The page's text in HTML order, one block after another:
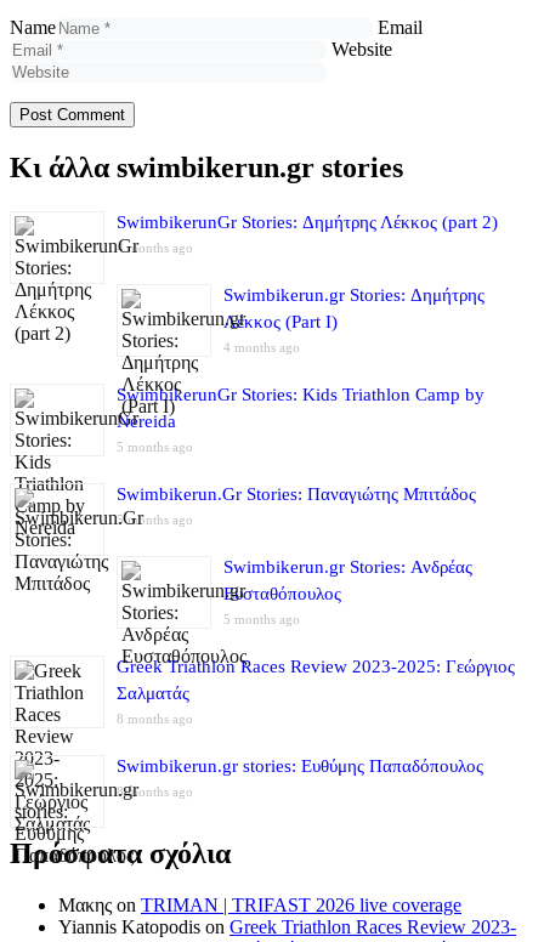
Name
Email
Website
Κι άλλα swimbikerun.gr stories
SwimbikerunGr Stories: Δημήτρης Λέκκος (part 2)
4 months ago
Swimbikerun.gr Stories: Δημήτρης
Λέκκος (Part I)
4 months ago
SwimbikerunGr Stories: Kids Triathlon Camp by
Nereida
5 months ago
Swimbikerun.Gr Stories: Παναγιώτης Μπιτάδος
5 months ago
Swimbikerun.gr Stories: Ανδρέας
Ευσταθόπουλος
5 months ago
Greek Triathlon Races Review 2023-2025: Γεώργιος
Σαλματάς
8 months ago
Swimbikerun.gr stories: Ευθύμης Παπαδόπουλος
8 months ago
Πρόσφατα σχόλια
Μακης on TRIMAN | TRIFAST 2026 live coverage
Yiannis Katopodis on Greek Triathlon Races Review 2023-